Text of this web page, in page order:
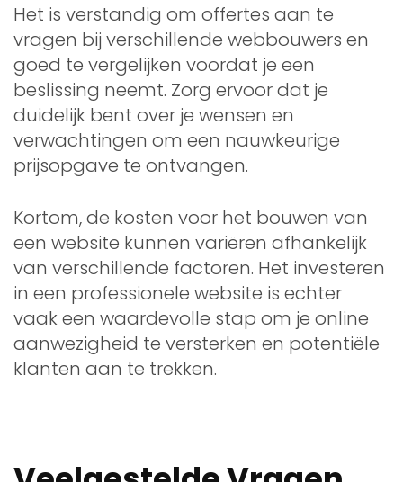
Het is verstandig om offertes aan te
vragen bij verschillende webbouwers en
goed te vergelijken voordat je een
beslissing neemt. Zorg ervoor dat je
duidelijk bent over je wensen en
verwachtingen om een nauwkeurige
prijsopgave te ontvangen.
Kortom, de kosten voor het bouwen van
een website kunnen variëren afhankelijk
van verschillende factoren. Het investeren
in een professionele website is echter
vaak een waardevolle stap om je online
aanwezigheid te versterken en potentiële
klanten aan te trekken.